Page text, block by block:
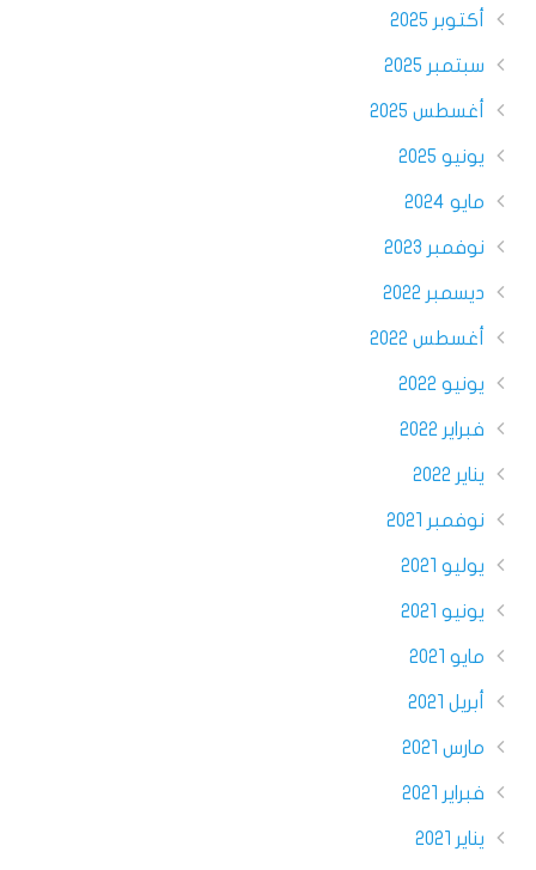
أكتوبر 2025
سبتمبر 2025
أغسطس 2025
يونيو 2025
مايو 2024
نوفمبر 2023
ديسمبر 2022
أغسطس 2022
يونيو 2022
فبراير 2022
يناير 2022
نوفمبر 2021
يوليو 2021
يونيو 2021
مايو 2021
أبريل 2021
مارس 2021
فبراير 2021
يناير 2021